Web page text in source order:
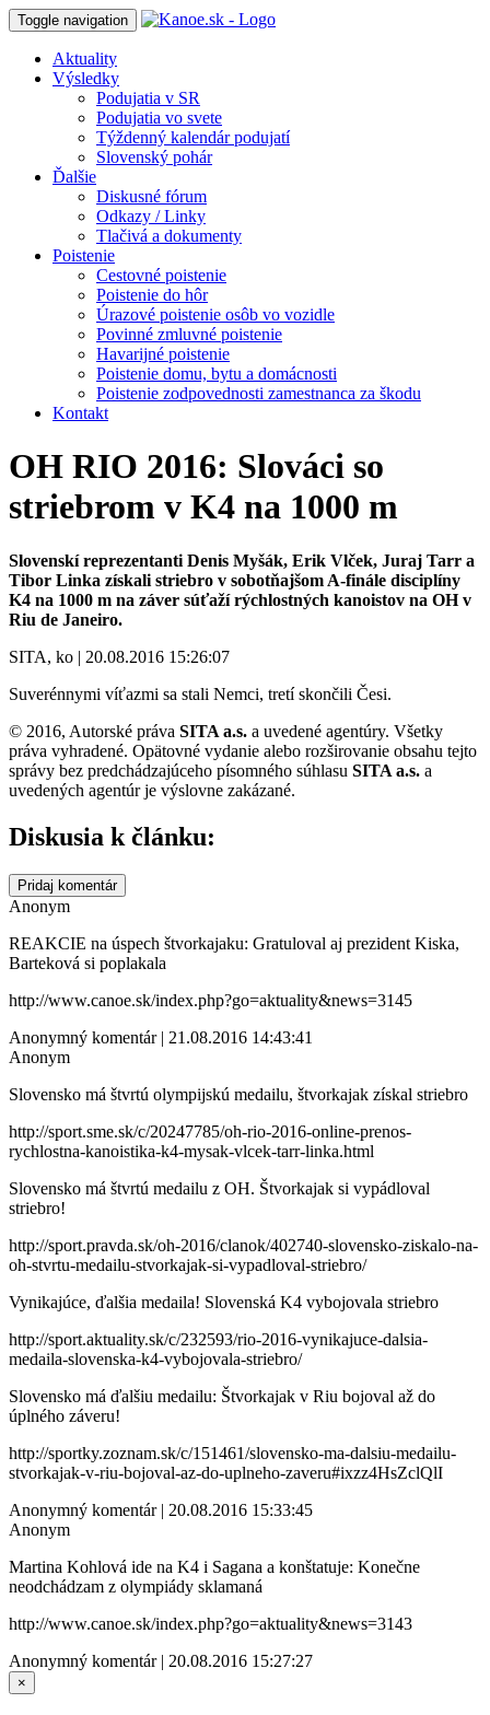
Toggle navigation
Aktuality
Výsledky
Podujatia v SR
Podujatia vo svete
Týždenný kalendár podujatí
Slovenský pohár
Ďalšie
Diskusné fórum
Odkazy / Linky
Tlačivá a dokumenty
Poistenie
Cestovné poistenie
Poistenie do hôr
Úrazové poistenie osôb vo vozidle
Povinné zmluvné poistenie
Havarijné poistenie
Poistenie domu, bytu a domácnosti
Poistenie zodpovednosti zamestnanca za škodu
Kontakt
OH RIO 2016: Slováci so
striebrom v K4 na 1000 m
Slovenskí reprezentanti Denis Myšák, Erik Vlček, Juraj Tarr a
Tibor Linka získali striebro v sobotňajšom A-finále disciplíny
K4 na 1000 m na záver súťaží rýchlostných kanoistov na OH v
Riu de Janeiro.
SITA, ko | 20.08.2016 15:26:07
Suverénnymi víťazmi sa stali Nemci, tretí skončili Česi.
© 2016, Autorské práva SITA a.s. a uvedené agentúry. Všetky
práva vyhradené. Opätovné vydanie alebo rozširovanie obsahu tejto
správy bez predchádzajúceho písomného súhlasu SITA a.s. a
uvedených agentúr je výslovne zakázané.
Diskusia k článku:
Pridaj komentár
Anonym
REAKCIE na úspech štvorkajaku: Gratuloval aj prezident Kiska,
Barteková si poplakala
http://www.canoe.sk/index.php?go=aktuality&news=3145
Anonymný komentár | 21.08.2016 14:43:41
Anonym
Slovensko má štvrtú olympijskú medailu, štvorkajak získal striebro
http://sport.sme.sk/c/20247785/oh-rio-2016-online-prenos-
rychlostna-kanoistika-k4-mysak-vlcek-tarr-linka.html
Slovensko má štvrtú medailu z OH. Štvorkajak si vypádloval
striebro!
http://sport.pravda.sk/oh-2016/clanok/402740-slovensko-ziskalo-na-
oh-stvrtu-medailu-stvorkajak-si-vypadloval-striebro/
Vynikajúce, ďalšia medaila! Slovenská K4 vybojovala striebro
http://sport.aktuality.sk/c/232593/rio-2016-vynikajuce-dalsia-
medaila-slovenska-k4-vybojovala-striebro/
Slovensko má ďalšiu medailu: Štvorkajak v Riu bojoval až do
úplného záveru!
http://sportky.zoznam.sk/c/151461/slovensko-ma-dalsiu-medailu-
stvorkajak-v-riu-bojoval-az-do-uplneho-zaveru#ixzz4HsZclQlI
Anonymný komentár | 20.08.2016 15:33:45
Anonym
Martina Kohlová ide na K4 i Sagana a konštatuje: Konečne
neodchádzam z olympiády sklamaná
http://www.canoe.sk/index.php?go=aktuality&news=3143
Anonymný komentár | 20.08.2016 15:27:27
×